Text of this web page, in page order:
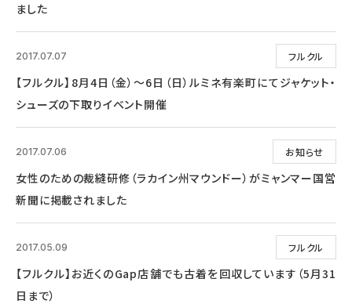
ました
フルクル
2017.07.07
【フルクル】8月4日（金）～6日（日）ルミネ有楽町にてジャケット・
シューズの下取りイベント開催
お知らせ
2017.07.06
女性のための裁縫研修（ラカイン州マウンドー）がミャンマー国営
新聞に掲載されました
フルクル
2017.05.09
【フルクル】お近くのGap店舗でも古着を回収しています（5月31
日まで）